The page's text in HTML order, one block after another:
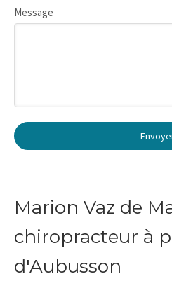
Message
Marion Vaz de
chiropracteur à
d'Aubusson